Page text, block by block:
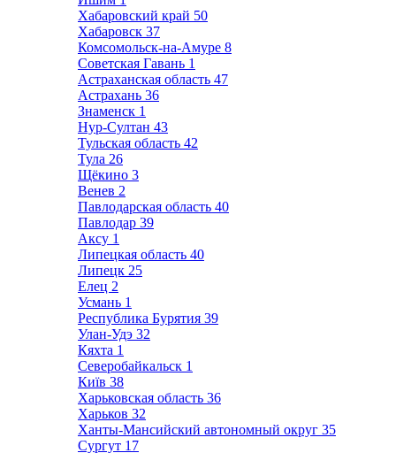
Хабаровский край 50
Хабаровск 37
Комсомольск-на-Амуре 8
Советская Гавань 1
Астраханская область 47
Астрахань 36
Знаменск 1
Нур-Султан 43
Тульская область 42
Тула 26
Щёкино 3
Венев 2
Павлодарская область 40
Павлодар 39
Аксу 1
Липецкая область 40
Липецк 25
Елец 2
Усмань 1
Республика Бурятия 39
Улан-Удэ 32
Кяхта 1
Северобайкальск 1
Київ 38
Харьковская область 36
Харьков 32
Ханты-Мансийский автономный округ 35
Сургут 17